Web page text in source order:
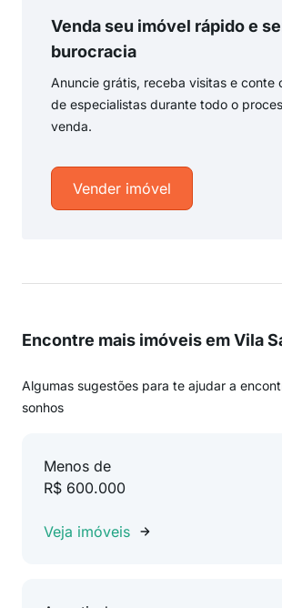
Venda seu imóvel rápido e
burocracia
Anuncie grátis, receba visitas e conte
de especialistas durante todo o
venda.
Vender imóvel
Encontre mais imóveis em Vila
Algumas sugestões para te ajudar a
sonhos
Menos de
R$ 600.000
Veja imóveis